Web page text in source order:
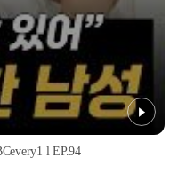
l EP.94